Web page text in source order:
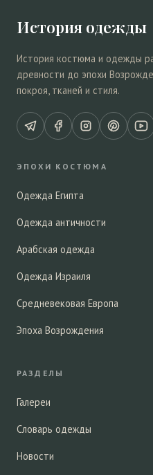
История одежды
История костюма и одежды
древности до эпохи
покроя, тканей и стиля.
ЭПОХИ КОСТЮМА
Одежда Египта
Одежда античности
Арабская одежда
Одежда Израиля
Средневековая Европа
Эпоха Возрождения
РАЗДЕЛЫ
Галереи
Словарь одежды
Новости